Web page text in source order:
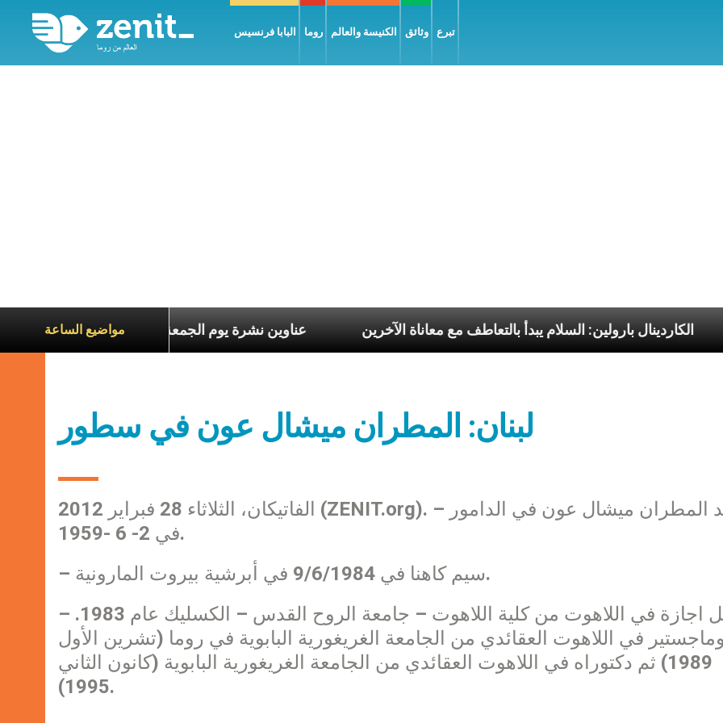
البابا فرنسيس روما الكنيسة والعالم وثائق تبرع
مواضيع الساعةعناوين نشرة يوم الجمعة 7 آب 2026: السلام يُبنى بصبر يومًا بعد يوم الكاردينال بارولين: السلام يبدأ بالتعاطف مع معاناة الآخرين
لبنان: المطران ميشال عون في سطور
الفاتيكان، الثلاثاء 28 فبراير 2012 (ZENIT.org). – ولد المطران ميشال عون في الدامور
في 2- 6 -1959.
– سيم كاهنا في 9/6/1984 في أبرشية بيروت المارونية.
– يحمل اجازة في اللاهوت من كلية اللاهوت – جامعة الروح القدس – الكسليك عام 1983.
في اللاهوت العقائدي من الجامعة الغريغورية البابوية في روما (تشرين الأول
1989) ثم دكتوراه في اللاهوت العقائدي من الجامعة الغريغورية البابوية (كانون الثاني
1995).